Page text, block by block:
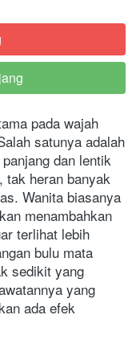
satunya adalah
dan lentik
tak heran banyak
Wanita biasanya
menambahkan
terlihat lebih
bulu mata
sedikit yang
yang
ada efek